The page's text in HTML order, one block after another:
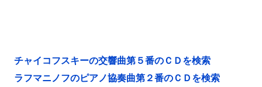
チャイコフスキーの交響曲第５番のＣＤを検索
ラフマニノフのピアノ協奏曲第２番のＣＤを検索